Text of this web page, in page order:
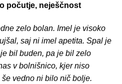
počutje, neješčnost
zelo bolan. Imel je visoko
saj ni imel apetita. Spal je
bil buden, pa je bil zelo
v bolnišnico, kjer niso
vedno ni bilo nič bolje.